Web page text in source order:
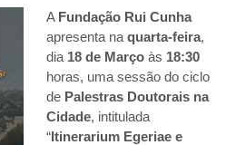
A Fundação Rui Cunha
apresenta na quarta-feira,
dia 18 de Marçoàs 18:30
horas, uma sessão do ciclo
de Palestras Doutorais na
Cidade, intitulada
“Itinerarium Egeriae e